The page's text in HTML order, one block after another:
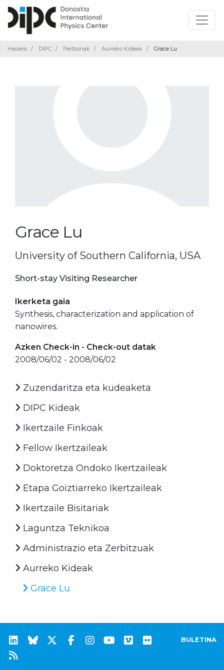
Hasiera DIPC Pertsonak Aurreko Kideak Grace Lu
Grace Lu
University of Southern California, USA
Short-stay Visiting Researcher
Ikerketa gaia
Synthesis, characterization and application of
nanowires.
Azken Check-in - Check-out datak
2008/06/02 - 2008/06/02
Zuzendaritza eta kudeaketa
DIPC Kideak
Ikertzaile Finkoak
Fellow Ikertzaileak
Doktoretza Ondoko Ikertzaileak
Etapa Goiztiarreko Ikertzaileak
Ikertzaile Bisitariak
Laguntza Teknikoa
Administrazio eta Zerbitzuak
Aurreko Kideak
Grace Lu
BULETINA